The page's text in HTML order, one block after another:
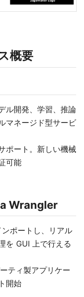
概要
ル開発、学習、推論
マネージド型サービ
ポート。新しい機械
可能
Wrangler
ポートし、リアル
を GUI 上で行える
ティ製アプリケー
開始